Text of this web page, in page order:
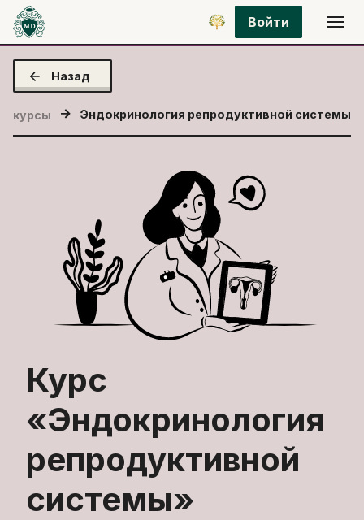
Войти
Назад
курсы Эндокринология репродуктивной системы
Курс
«Эндокринология
репродуктивной
системы»